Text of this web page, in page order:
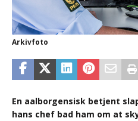
Arkivfoto
En aalborgensisk betjent
hans chef bad ham om at